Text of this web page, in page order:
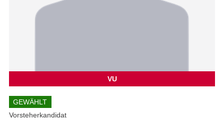
VU
GEWÄHLT
Vorsteherkandidat